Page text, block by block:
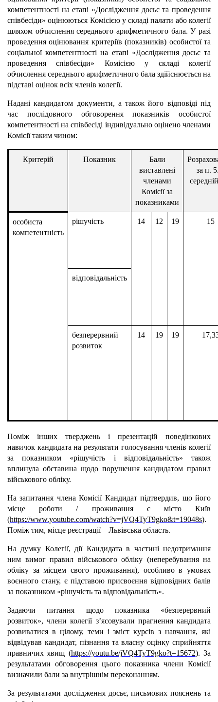
компетентності на етапі «Дослідження досьє та проведення
співбесіди» оцінюються Комісією у складі палати або колегії
шляхом обчислення середнього арифметичного бала. У разі
проведення оцінювання критеріїв (показників) особистої та
соціальної компетентності на етапі «Дослідження досьє та
проведення співбесіди» Комісією у складі колегії
обчислення середнього арифметичного бала здійснюється на
підставі оцінок всіх членів колегії.
Надані кандидатом документи, а також його відповіді під
час послідовного обговорення показників особистої
компетентності на співбесіді індивідуально оцінено членами
Комісії таким чином:
Критерій Показник
Бали
виставлені
членами
Комісії за
показниками
за п.
особиста
компетентність
рішучість 14 12 19 15
відповідальність
безперервний
розвиток
14 19 19
Поміж інших тверджень і презентацій поведінкових
навичок кандидата на результати голосування членів колегії
за показником «рішучість і відповідальність» також
вплинула обставина щодо порушення кандидатом правил
військового обліку.
На запитання члена Комісії Кандидат підтвердив, що його
місце роботи / проживання є місто Київ
(https://www.youtube.com/watch?v=jVQ4TyT9gko&t=19048s).
Поміж тим, місце реєстрації – Львівська область.
На думку Колегії, дії Кандидата в частині недотримання
ним вимог правил військового обліку (неперебування на
обліку за місцем свого проживання), особливо в умовах
воєнного стану, є підставою присвоєння відповідних балів
за показником «рішучість та відповідальність».
Задаючи питання щодо показника «безперервний
розвиток», члени колегії з’ясовували прагнення кандидата
розвиватися в цілому, теми і зміст курсів з навчання, які
відвідував кандидат, пізнання та власну оцінку сприйняття
правничих явищ (https://youtu.be/jVQ4TyT9gko?t=15672). За
результатами обговорення цього показника члени Комісії
визначили бали за внутрішнім переконанням.
За результатами дослідження досьє, письмових пояснень та